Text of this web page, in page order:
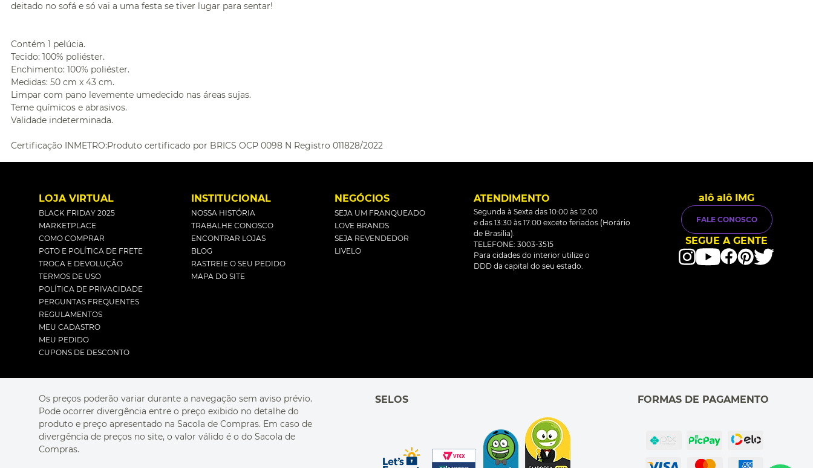
deitado no sofá e só vai a uma festa se tiver lugar para sentar!
Contém 1 pelúcia.
Tecido: 100% poliéster.
Enchimento: 100% poliéster.
Medidas: 50 cm x 43 cm.
Limpar com pano levemente umedecido nas áreas sujas.
Teme químicos e abrasivos.
Validade indeterminada.
Certificação INMETRO:Produto certificado por BRICS OCP 0098 N Registro 011828/2022
LOJA VIRTUAL
BLACK FRIDAY 2025
MARKETPLACE
COMO COMPRAR
PGTO E POLÍTICA DE FRETE
TROCA E DEVOLUÇÃO
TERMOS DE USO
POLÍTICA DE PRIVACIDADE
PERGUNTAS FREQUENTES
REGULAMENTOS
MEU CADASTRO
MEU PEDIDO
CUPONS DE DESCONTO
INSTITUCIONAL
NOSSA HISTÓRIA
TRABALHE CONOSCO
ENCONTRAR LOJAS
BLOG
RASTREIE O SEU PEDIDO
MAPA DO SITE
NEGÓCIOS
SEJA UM FRANQUEADO
LOVE BRANDS
SEJA REVENDEDOR
LIVELO
ATENDIMENTO
Segunda à Sexta das 10:00 às 12:00
e das 13:30 às 17:00 exceto feriados (Horário
de Brasilia).
TELEFONE: 3003-3515
Para cidades do interior utilize o
DDD da capital do seu estado.
alô alô IMG
FALE CONOSCO
SEGUE A GENTE
Os preços poderão variar durante a navegação sem aviso prévio.
Pode ocorrer divergência entre o preço exibido no detalhe do
produto e preço apresentado na Sacola de Compras. Em caso de
divergência de preços no site, o valor válido é o do Sacola de
Compras.
SELOS FORMAS DE PAGAMENTO